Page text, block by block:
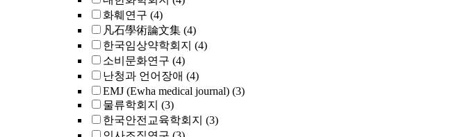
화훼연구 (4)
凡石學術論文集 (4)
한국임상약학회지 (4)
소비문화연구 (4)
난청과 언어장애 (4)
EMJ (Ewha medical journal) (3)
물류학회지 (3)
한국안전교육학회지 (3)